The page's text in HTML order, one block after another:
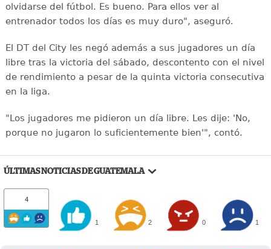
olvidarse del fútbol. Es bueno. Para ellos ver al
entrenador todos los días es muy duro", aseguró.
El DT del City les negó además a sus jugadores un día
libre tras la victoria del sábado, descontento con el nivel
de rendimiento a pesar de la quinta victoria consecutiva
en la liga.
"Los jugadores me pidieron un día libre. Les dije: 'No,
porque no jugaron lo suficientemente bien'", contó.
ÚLTIMAS NOTICIAS DE GUATEMALA
4
1 2 0 1